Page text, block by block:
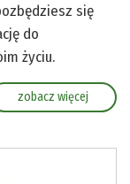
się
do
życiu.
zobacz więcej